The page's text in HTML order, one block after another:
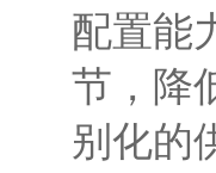
配置能
节，降
别化的